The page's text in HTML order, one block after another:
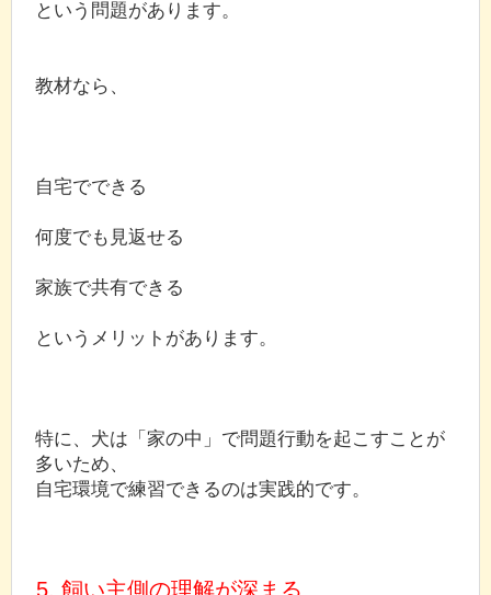
という問題があります。
教材なら、
自宅でできる
何度でも見返せる
家族で共有できる
というメリットがあります。
特に、犬は「家の中」で問題行動を起こすことが
多いため、
自宅環境で練習できるのは実践的です。
5. 飼い主側の理解が深まる